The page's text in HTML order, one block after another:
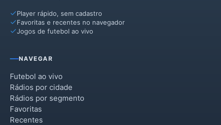
Player rápido, sem cadastro
Favoritas e recentes no navegador
Jogos de futebol ao vivo
NAVEGAR
Futebol ao vivo
Rádios por cidade
Rádios por segmento
Favoritas
Recentes